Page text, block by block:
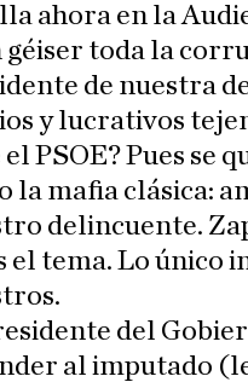
ahora en la
géiser toda la
de nuestra
y lucrativos
el PSOE? Pues se
la mafia clásica:
delincuente.
el tema. Lo único
del
al imputado